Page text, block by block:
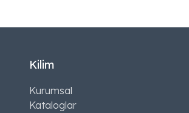
Kilim
Kurumsal
Kataloglar